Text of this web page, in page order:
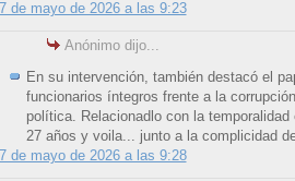
7 de mayo de 2026 a las 9:23
Anónimo dijo...
En su intervención, también destacó el
funcionarios íntegros frente a la
política. Relacionadlo con la temporalidad
27 años y voila... junto a la complicidad
7 de mayo de 2026 a las 9:28